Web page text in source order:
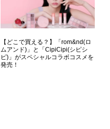
【どこで買える？】「rom&nd(ロ
ムアンド)」と「CipiCipi(シピシ
ピ)」がスペシャルコラボコスメを
発売！